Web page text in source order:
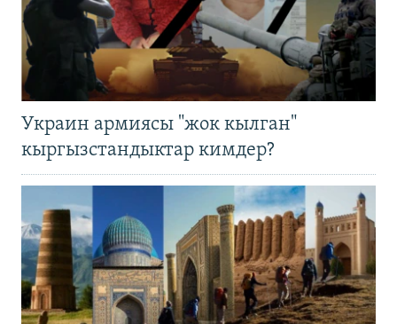
Украин армиясы "жок кылган"
кыргызстандыктар кимдер?